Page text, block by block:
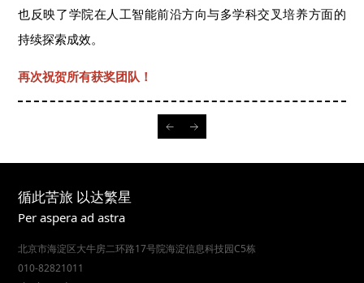
也反映了学院在人工智能前沿方向与多学科交叉培养方面的
持续探索成效。
再次祝贺所有获奖团队！
循此苦旅 以达繁星
Per aspera ad astra
北京市海淀区大牛房二环路17号院海淀信息科技园C5栋
010-82821011